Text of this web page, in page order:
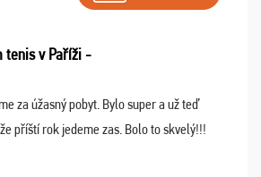
tenis v Paříži -
za úžasný pobyt. Bylo super a už teď
příští rok jedeme zas. Bolo to skvelý!!!